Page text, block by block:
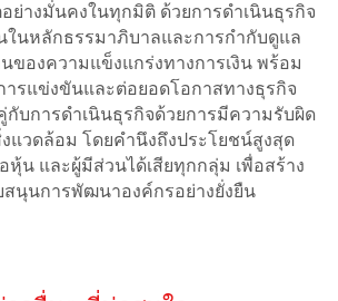
ย่างมั่นคงในทุกมิติ ด้วยการดำเนินธุรกิจ
ในหลักธรรมาภิบาลและการกำกับดูแล
ของความแข็งแกร่งทางการเงิน พร้อม
รแข่งขันและต่อยอดโอกาสทางธุรกิจ
กับการดำเนินธุรกิจด้วยการมีความรับผิด
แวดล้อม โดยคำนึงถึงประโยชน์สูงสุด
น และผู้มีส่วนได้เสียทุกกลุ่ม เพื่อสร้าง
สนุนการพัฒนาองค์กรอย่างยั่งยืน